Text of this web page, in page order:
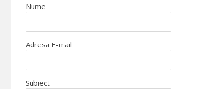
Nume
Adresa E-mail
Subiect